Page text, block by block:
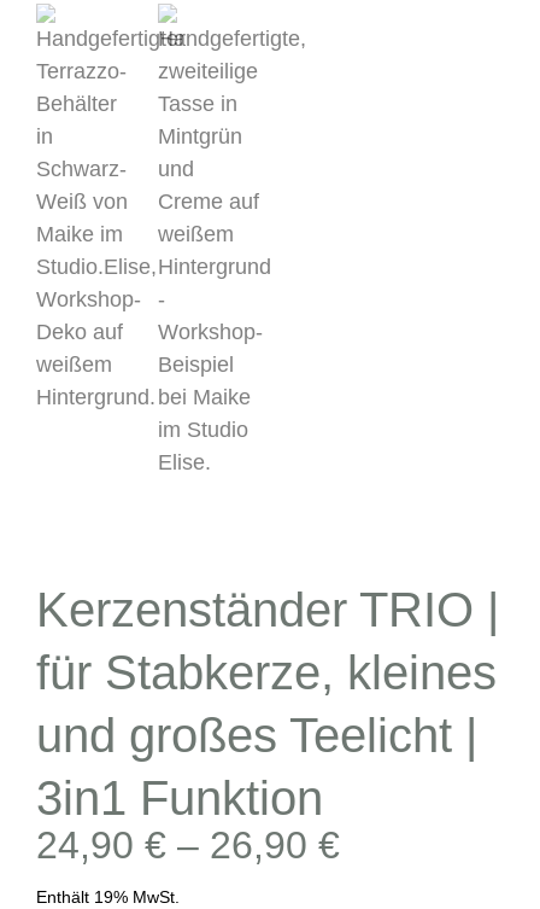
Kerzenständer TRIO |
für Stabkerze, kleines
und großes Teelicht |
3in1 Funktion
24,90 € – 26,90 €
Enthält 19% MwSt.